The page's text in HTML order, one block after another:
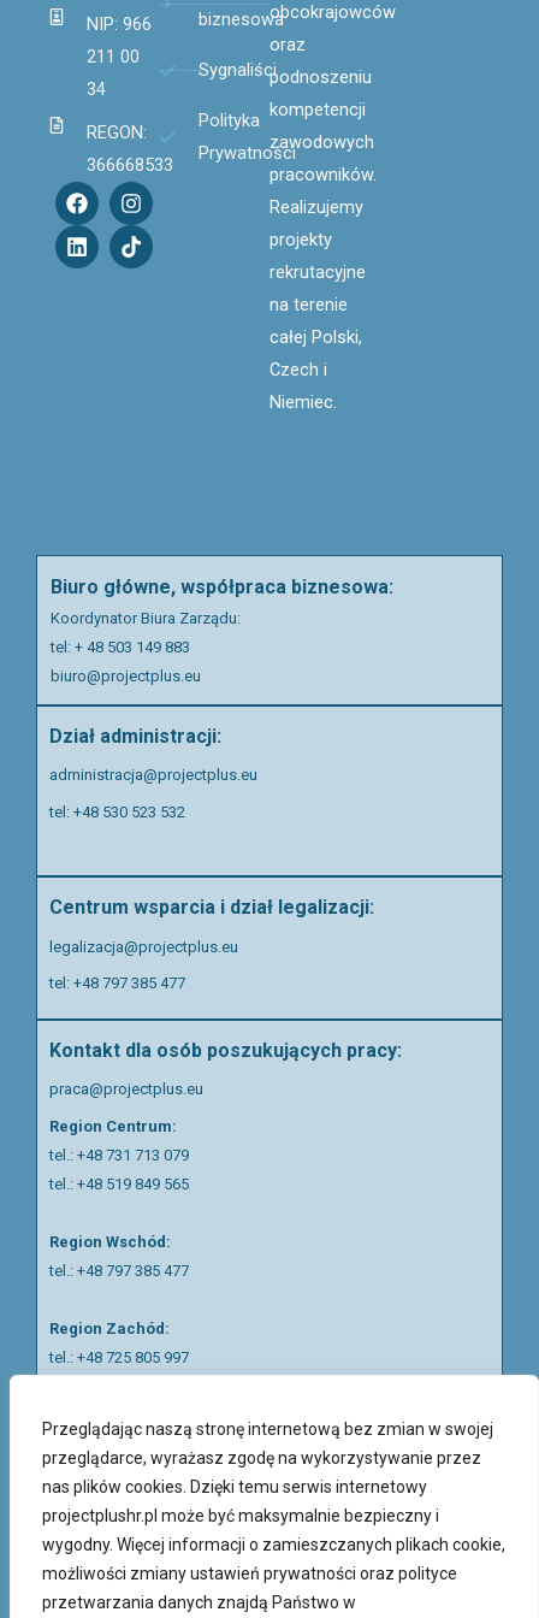
Przeglądając naszą stronę internetową bez zmian w swojej
przeglądarce, wyrażasz zgodę na wykorzystywanie przez
nas plików cookies. Dzięki temu serwis internetowy
projectplushr.pl może być maksymalnie bezpieczny i
wygodny. Więcej informacji o zamieszczanych plikach cookie,
możliwości zmiany ustawień prywatności oraz polityce
przetwarzania danych znajdą Państwo w
NIP: 966
211 00
34
REGON:
366668533
F
a
c
e
I
n
s
t
L
i
n
k
T
i
k
t
biznesowa
Sygnaliści
Polityka
Prywatności
obcokrajowców
oraz
podnoszeniu
kompetencji
zawodowych
pracowników.
Realizujemy
projekty
rekrutacyjne
na terenie
całej Polski,
Czech i
Niemiec.
Biuro główne, współpraca biznesowa:
Koordynator Biura Zarządu:
tel: + 48 503 149 883
biuro@projectplus.eu
Dział administracji:
administracja@projectplus.eu
tel: +48 530 523 532
Centrum wsparcia i dział legalizacji:
legalizacja@projectplus.eu
tel: +48 797 385 477
Kontakt dla osób poszukujących pracy:
praca@projectplus.eu
Region Centrum:
tel.: +48 731 713 079
tel.: +48 519 849 565
Region Wschód:
tel.: +48 797 385 477
Region Zachód:
tel.: +48 725 805 997
Region Piotrków Trybunalski:
+48 511 057 121
Nasi rekruterzy mówią w języku polskim, ukraińskim, rosyjskim
oraz angielskim.